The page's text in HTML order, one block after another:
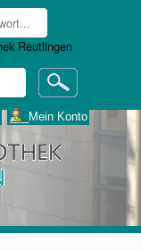
___Mein Konto